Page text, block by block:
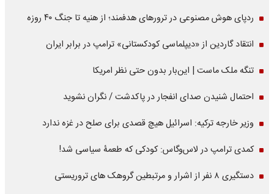
ردپای هوش مصنوعی در ترورهای هدفمند؛ از هنیه تا جنگ ۴۰ روزه
انتقاد گاردین از «دیپلماسی کودکستانی» ترامپ در برابر ایران
تنگه ملک ماست | این‌بار بدون حتی نظر امریکا
احتمال شنیدن صدای انفجار در پاکدشت / نگران نشوید
وزیر خارجه ترکیه: اسرائیل هیچ قصدی برای صلح در غزه ندارد
کمدی ترامپ در لاس‌وگاس: کودکی که طعمۀ سیاسی شد!
دستگیری ۸ نفر از اشرار و مرتبطین گروهک های تروریستی